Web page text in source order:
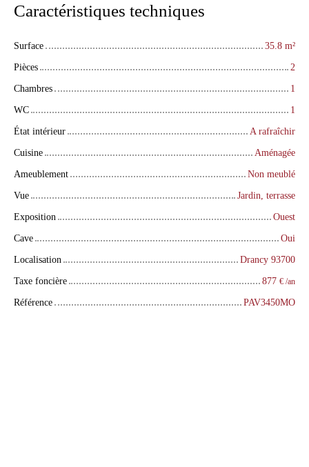
Caractéristiques techniques
Surface 35.8 m²
Pièces
2
Chambres
1
WC
1
État intérieur
A rafraîchir
Cuisine
Aménagée
Ameublement
Non meublé
Vue
Jardin, terrasse
Exposition
Ouest
Cave
Oui
Localisation
Drancy 93700
Taxe foncière
877 € /an
Référence PAV3450MO